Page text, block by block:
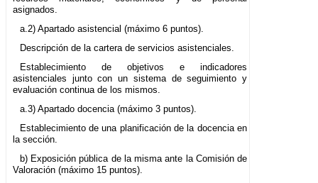
asignados.
a.2) Apartado asistencial (máximo 6 puntos).
Descripción de la cartera de servicios asistenciales.
Establecimiento de objetivos e indicadores
asistenciales junto con un sistema de seguimiento y
evaluación continua de los mismos.
a.3) Apartado docencia (máximo 3 puntos).
Establecimiento de una planificación de la docencia en
la sección.
b) Exposición pública de la misma ante la Comisión de
Valoración (máximo 15 puntos).